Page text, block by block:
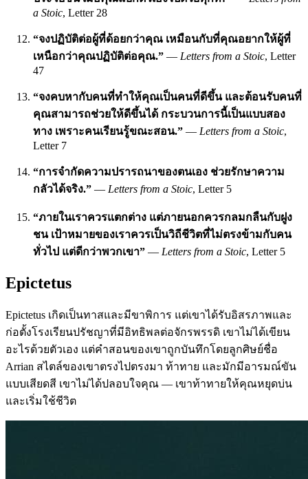
a Stoic, Letter 28
“จงปฏิบัติต่อผู้ที่ด้อยกว่าคุณ เหมือนกับที่คุณอยากให้ผู้ที่
เหนือกว่าคุณปฏิบัติต่อคุณ.” — Letters from a Stoic, Letter
47
“จงคบหากับคนที่ทำให้คุณเป็นคนที่ดีขึ้น และต้อนรับคนที่
คุณสามารถช่วยให้ดีขึ้นได้ กระบวนการนี้เป็นแบบสอง
ทาง เพราะคนเรียนรู้ขณะสอน.” — Letters from a Stoic,
Letter 7
“การจำกัดความปรารถนาของตนเอง ช่วยรักษาความ
กลัวได้จริง.” — Letters from a Stoic, Letter 5
“ภายในเราควรแตกต่าง แต่ภายนอกควรกลมกลืนกับฝูง
ชน เป้าหมายของเราควรเป็นวิถีชีวิตที่ไม่ตรงข้ามกับคน
ทั่วไป แต่ดีกว่าพวกเขา” — Letters from a Stoic, Letter 5
Epictetus
Epictetus เกิดเป็นทาสและมีขาพิการ แต่เขาได้รับอิสรภาพและ
ก่อตั้งโรงเรียนปรัชญาที่มีอิทธิพลต่อจักรพรรดิ เขาไม่ได้เขียน
อะไรด้วยตัวเอง แต่คำสอนของเขาถูกบันทึกโดยลูกศิษย์ชื่อ
Arrian สไตล์ของเขาตรงไปตรงมา ท้าทาย และมักมีอารมณ์ขัน
แบบเสียดสี เขาไม่ได้ปลอบใจคุณ — เขาท้าทายให้คุณหยุดบ่น
และเริ่มใช้ชีวิต